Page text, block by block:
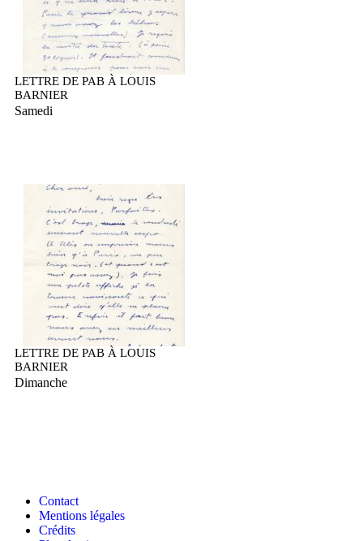
LETTRE DE PAB À LOUIS
BARNIER
Samedi
LETTRE DE PAB À LOUIS
BARNIER
Dimanche
Contact
Mentions légales
Crédits